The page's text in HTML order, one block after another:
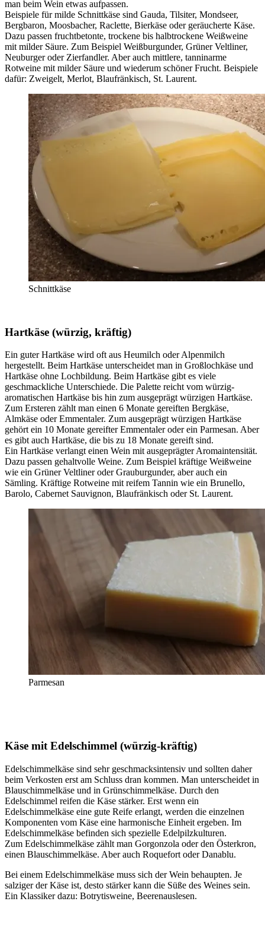
man beim Wein etwas aufpassen.
Beispiele für milde Schnittkäse sind Gauda, Tilsiter, Mondseer,
Bergbaron, Moosbacher, Raclette, Bierkäse oder geräucherte Käse.
Dazu passen fruchtbetonte, trockene bis halbtrockene Weißweine
mit milder Säure. Zum Beispiel Weißburgunder, Grüner Veltliner,
Neuburger oder Zierfandler. Aber auch mittlere, tanninarme
Rotweine mit milder Säure und wiederum schöner Frucht. Beispiele
dafür: Zweigelt, Merlot, Blaufränkisch, St. Laurent.
Schnittkäse
Hartkäse (würzig, kräftig)
Ein guter Hartkäse wird oft aus Heumilch oder Alpenmilch
hergestellt. Beim Hartkäse unterscheidet man in Großlochkäse und
Hartkäse ohne Lochbildung. Beim Hartkäse gibt es viele
geschmackliche Unterschiede. Die Palette reicht vom würzig-
aromatischen Hartkäse bis hin zum ausgeprägt würzigen Hartkäse.
Zum Ersteren zählt man einen 6 Monate gereiften Bergkäse,
Almkäse oder Emmentaler. Zum ausgeprägt würzigen Hartkäse
gehört ein 10 Monate gereifter Emmentaler oder ein Parmesan. Aber
es gibt auch Hartkäse, die bis zu 18 Monate gereift sind.
Ein Hartkäse verlangt einen Wein mit ausgeprägter Aromaintensität.
Dazu passen gehaltvolle Weine. Zum Beispiel kräftige Weißweine
wie ein Grüner Veltliner oder Grauburgunder, aber auch ein
Sämling. Kräftige Rotweine mit reifem Tannin wie ein Brunello,
Barolo, Cabernet Sauvignon, Blaufränkisch oder St. Laurent.
Parmesan
Käse mit Edelschimmel (würzig-kräftig)
Edelschimmelkäse sind sehr geschmacksintensiv und sollten daher
beim Verkosten erst am Schluss dran kommen. Man unterscheidet in
Blauschimmelkäse und in Grünschimmelkäse. Durch den
Edelschimmel reifen die Käse stärker. Erst wenn ein
Edelschimmelkäse eine gute Reife erlangt, werden die einzelnen
Komponenten vom Käse eine harmonische Einheit ergeben. Im
Edelschimmelkäse befinden sich spezielle Edelpilzkulturen.
Zum Edelschimmelkäse zählt man Gorgonzola oder den Österkron,
einen Blauschimmelkäse. Aber auch Roquefort oder Danablu.
Bei einem Edelschimmelkäse muss sich der Wein behaupten. Je
salziger der Käse ist, desto stärker kann die Süße des Weines sein.
Ein Klassiker dazu: Botrytisweine, Beerenauslesen.